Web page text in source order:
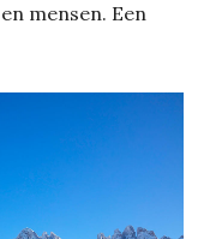
mensen. Een